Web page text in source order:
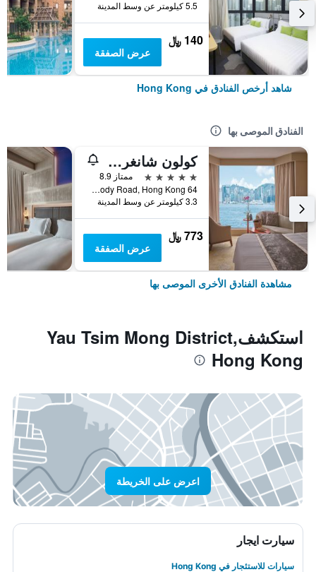
5.5 كيلومتر عن وسط المدينة
140 ﷼
عرض الصفقة
شاهد أرخص الفنادق في Hong Kong
الفنادق الموصى بها
كولون شانغري- لا
5 نجوم
ممتاز 8.9
64 Mody Road, Hong Kong, هونغ كونغ
3.3 كيلومتر عن وسط المدينة
773 ﷼
عرض الصفقة
مشاهدة الفنادق الأخرى الموصى بها
استكشفYau Tsim Mong District,
Hong Kong
اعرض على الخريطة
سيارت ايجار
سيارات للاستئجار في Hong Kong